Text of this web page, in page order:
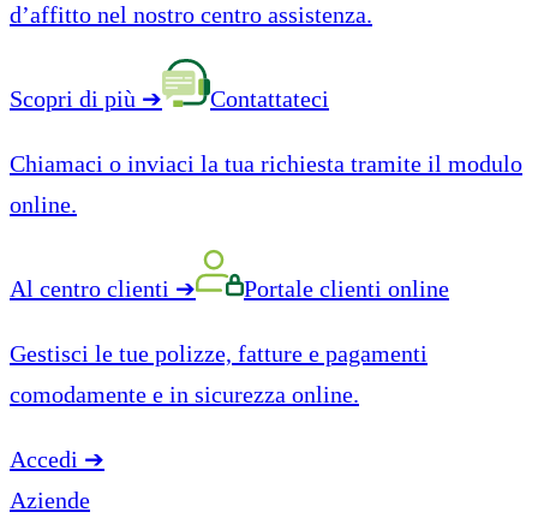
d’affitto nel nostro centro assistenza.
Scopri di più ➔ Contattateci
Chiamaci o inviaci la tua richiesta tramite il modulo
online.
Al centro clienti ➔ Portale clienti online
Gestisci le tue polizze, fatture e pagamenti
comodamente e in sicurezza online.
Accedi ➔
Aziende